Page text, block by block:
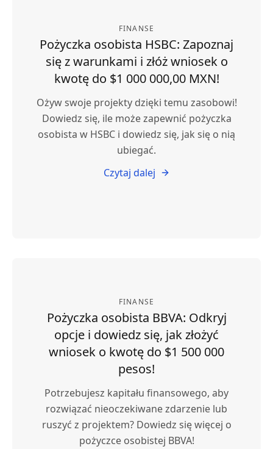
FINANSE
Pożyczka osobista HSBC: Zapoznaj
się z warunkami i złóż wniosek o
kwotę do $1 000 000,00 MXN!
Ożyw swoje projekty dzięki temu zasobowi!
Dowiedz się, ile może zapewnić pożyczka
osobista w HSBC i dowiedz się, jak się o nią
ubiegać.
Czytaj dalej
FINANSE
Pożyczka osobista BBVA: Odkryj
opcje i dowiedz się, jak złożyć
wniosek o kwotę do $1 500 000
pesos!
Potrzebujesz kapitału finansowego, aby
rozwiązać nieoczekiwane zdarzenie lub
ruszyć z projektem? Dowiedz się więcej o
pożyczce osobistej BBVA!